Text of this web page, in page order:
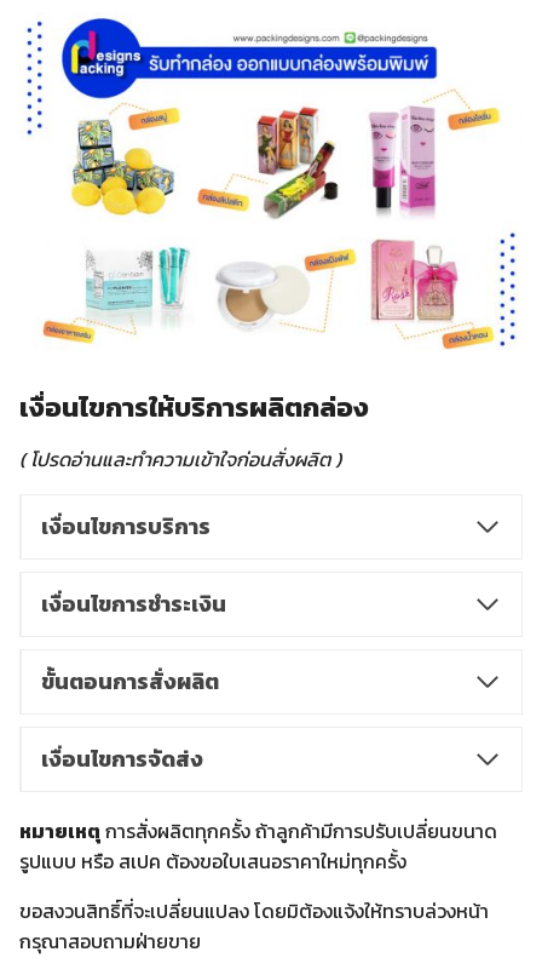
เงื่อนไขการให้บริการผลิตกล่อง
( โปรดอ่านและทำความเข้าใจก่อนสั่งผลิต )
เงื่อนไขการบริการ
เงื่อนไขการชำระเงิน
ขั้นตอนการสั่งผลิต
เงื่อนไขการจัดส่ง
หมายเหตุการสั่งผลิตทุกครั้ง ถ้าลูกค้ามีการปรับเปลี่ยนขนาด
รูปแบบ หรือ สเปค ต้องขอใบเสนอราคาใหม่ทุกครั้ง
ขอสงวนสิทธิ์ที่จะเปลี่ยนแปลง โดยมิต้องแจ้งให้ทราบล่วงหน้า
กรุณาสอบถามฝ่ายขาย